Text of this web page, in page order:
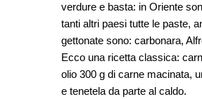
verdure e basta: in Oriente
tanti altri paesi tutte le paste,
gettonate sono: carbonara,
Ecco una ricetta classica:
olio 300 g di carne macinata,
e tenetela da parte al caldo.